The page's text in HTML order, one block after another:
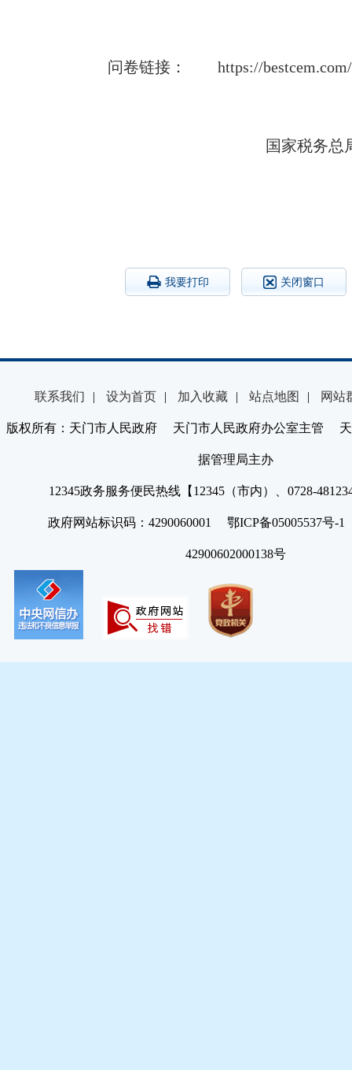
问卷链接： https://
国家税务总
我要打印 关闭窗口
联系我们 | 设为首页 | 加入收藏 | 站点地图 | 网站
版权所有：天门市人民政府 天门市人民政府办公室主管 天
据管理局主办
12345政务服务便民热线【12345（市内）、0728-
政府网站标识码：4290060001 鄂ICP备05005537号
42900602000138号